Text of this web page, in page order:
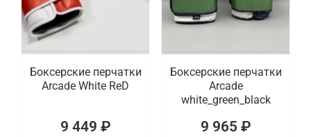
Боксерские перчатки
Arcade White ReD
9 449 ₽
Боксерские перчатки
Arcade
white_green_black
9 965 ₽